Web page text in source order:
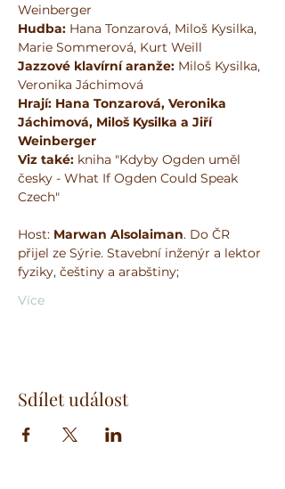
Weinberger
Hudba: Hana Tonzarová, Miloš Kysilka,
Marie Sommerová, Kurt Weill
Jazzové klavírní aranže: Miloš Kysilka,
Veronika Jáchimová
Hrají: Hana Tonzarová, Veronika
Jáchimová, Miloš Kysilka a Jiří
Weinberger
Viz také: kniha "Kdyby Ogden uměl
česky - What If Ogden Could Speak
Czech"
Host: Marwan Alsolaiman. Do ČR
přijel ze Sýrie. Stavební inženýr a lektor
fyziky, češtiny a arabštiny;
Více
Sdílet událost